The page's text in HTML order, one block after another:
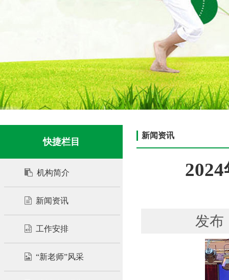
快捷栏目
机构简介
新闻资讯
工作安排
“新老师”风采
新闻资讯
发布